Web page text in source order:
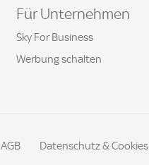
Für Unternehmen
Sky For Business
Werbung schalten
AGB Datenschutz & Cookies